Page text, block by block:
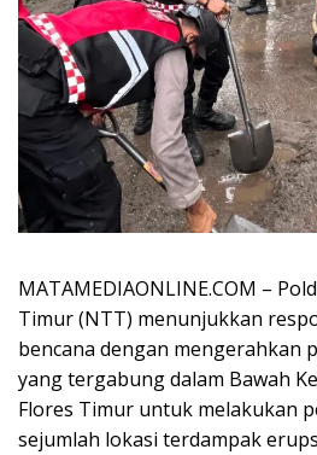
MATAMEDIAONLINE.COM –
Timur (NTT) menunjukkan
bencana dengan mengerahkan
yang tergabung dalam Bawah
Flores Timur untuk melakukan
sejumlah lokasi terdampak